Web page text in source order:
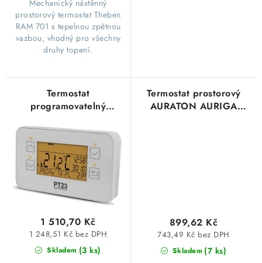
Otevírací doba výdejny
Obchodní podmínky
Ochrana osobních údajů
Moje objednávka
Mechanický nástěnný
prostorový termostat Theben
RAM 701 s tepelnou zpětnou
vazbou, vhodný pro všechny
druhy topení.
Termostat
programovatelný
ovládáním PT23
Elektrobock 0647
Skladem (3 ks)
1 248,51 Kč bez DPH
1 510,70 Kč
Termostat prostorový
AURATON AURIGA
Skladem (7 ks)
743,49 Kč bez DPH
899,62 Kč